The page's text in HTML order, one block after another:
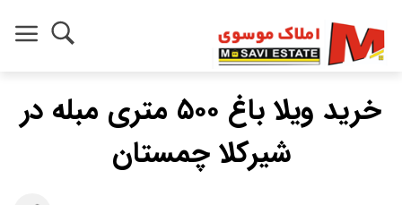
خرید ویلا باغ ۵۰۰ متری مبله در
شیرکلا چمستان